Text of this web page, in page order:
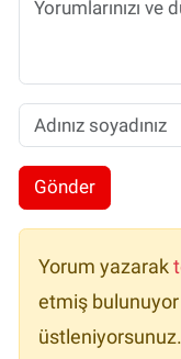
Gönder
Yorum yazarak
etmiş